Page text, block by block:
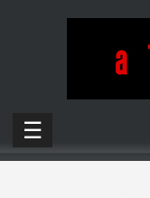
☰